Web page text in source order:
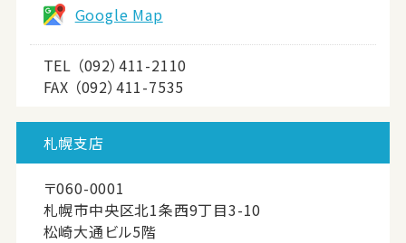
Google Map
TEL （092）411-2110
FAX （092）411-7535
札幌支店
〒060-0001
札幌市中央区北1条西9丁目3-10
松崎大通ビル5階